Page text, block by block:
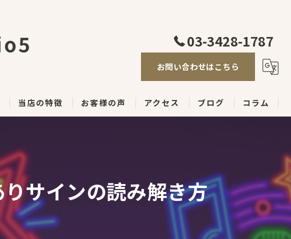
03-3428-1787
お問い合わせはこちら
当店の特徴
昼カラ
ライブ
パブ
お客様の声 アクセス ブログ コラム
サインの読み解き方